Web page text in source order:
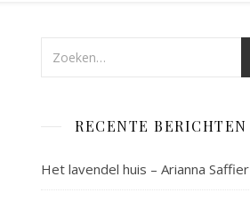
RECENTE BERICHTEN
Het lavendel huis – Arianna Saffier